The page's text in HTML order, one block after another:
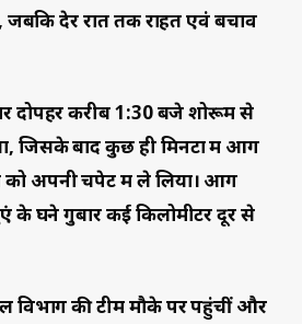
देर रात तक राहत एवं बचाव
दोपहर करीब 1:30 बजे शोरूम से
जिसके बाद कुछ ही मिनटों में आग
अपनी चपेट में ले लिया। आग
के घने गुबार कई किलोमीटर दूर से
विभाग की टीमें मौके पर पहुंचीं और